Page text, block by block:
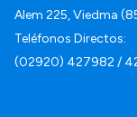
Alem 225, Viedma
Teléfonos Directos:
(02920) 427982 /